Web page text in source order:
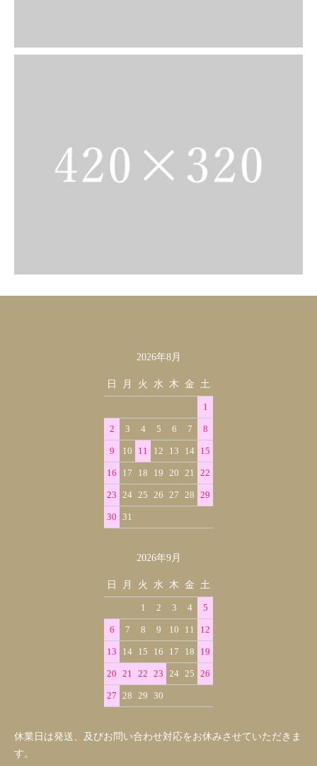
2026年8月
日 月 火 水 木 金 土
1
2 3 4 5 6 7 8
9 10 11 12 13 14 15
16 17 18 19 20 21 22
23 24 25 26 27 28 29
30 31
2026年9月
日 月 火 水 木 金 土
1 2 3 4 5
6 7 8 9 10 11 12
13 14 15 16 17 18 19
20 21 22 23 24 25 26
27 28 29 30
休業日は発送、及びお問い合わせ対応をお休みさせていただきま
す。